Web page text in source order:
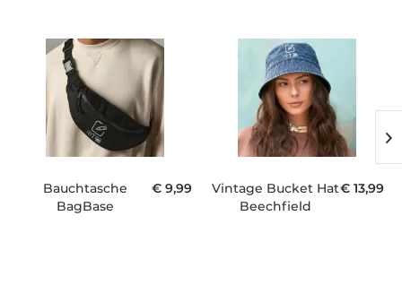
Bauchtasche
BagBase
€ 9,99
Vintage Bucket Hat
Beechfield
€ 13,99